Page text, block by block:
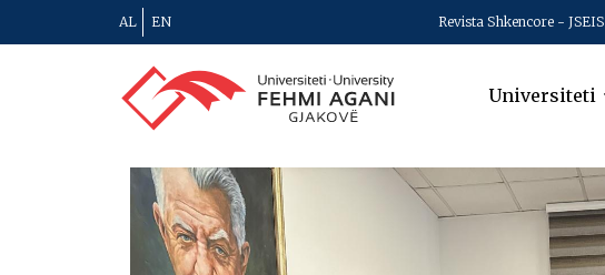
AL EN Revista Shkencore - JSEIS
Universiteti